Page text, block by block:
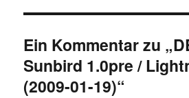
Ein Kommentar zu
Sunbird 1.0pre /
(2009-01-19)“